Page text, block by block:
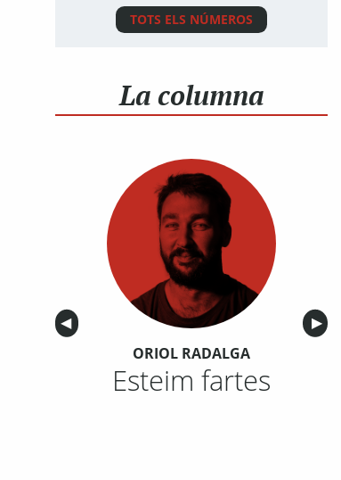
TOTS ELS NÚMEROS
La columna
Anterior
◀︎ ▶︎
ORIOL RADALGA
Esteim fartes